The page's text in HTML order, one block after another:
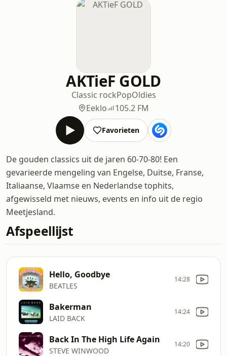
AKTieF GOLD
Classic rockPopOldies
Eeklo
105.2 FM
Favorieten
De gouden classics uit de jaren 60-70-80! Een
gevarieerde mengeling van Engelse, Duitse, Franse,
Italiaanse, Vlaamse en Nederlandse tophits,
afgewisseld met nieuws, events en info uit de regio
Meetjesland.
Afspeellijst
Hello, Goodbye
BEATLES
14:28
Bakerman
LAID BACK
14:24
Back In The High Life Again
STEVE WINWOOD
14:20